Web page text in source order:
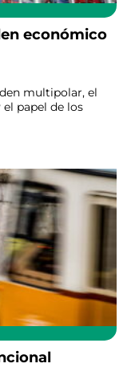
económico
multipolar, el
papel de los